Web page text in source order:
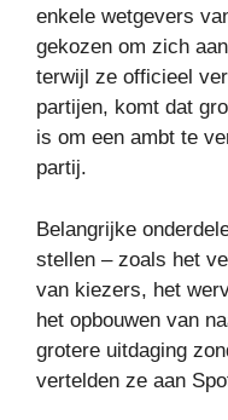
enkele wetgevers
gekozen om zich
terwijl ze officieel
partijen, komt dat
is om een ​​ambt te
partij.
Belangrijke
stellen – zoals het
van kiezers, het
het opbouwen van
grotere uitdaging
vertelden ze aan